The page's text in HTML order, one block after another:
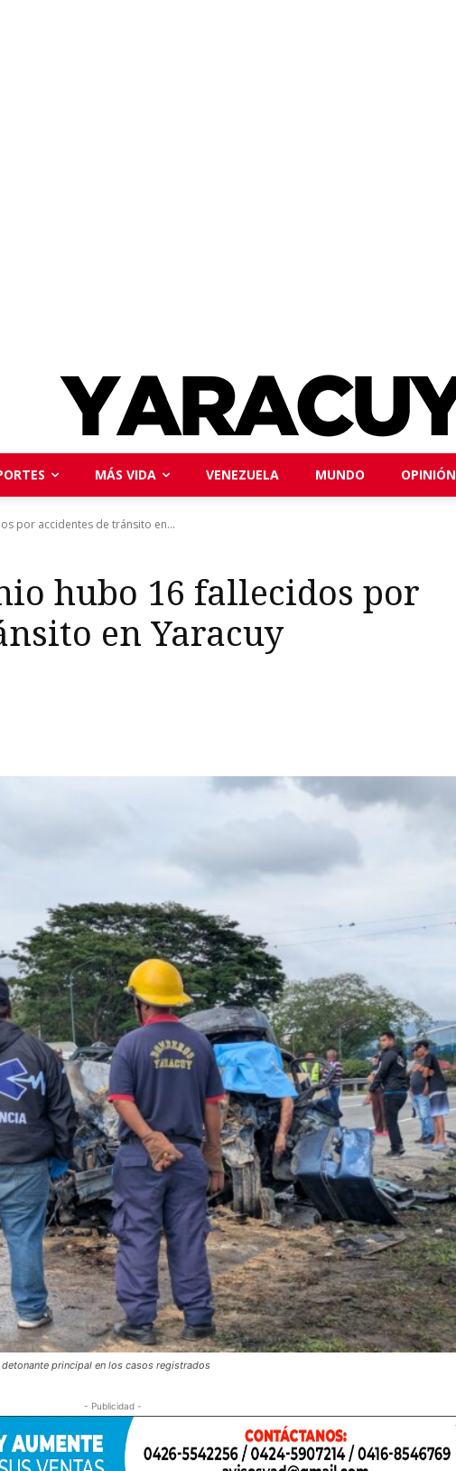
MÁS VIDA VENEZUELA MUNDO OPINIÓN
por accidentes de tránsito en...
hubo 16 fallecidos por
en Yaracuy
principal en los casos registrados
- Publicidad -